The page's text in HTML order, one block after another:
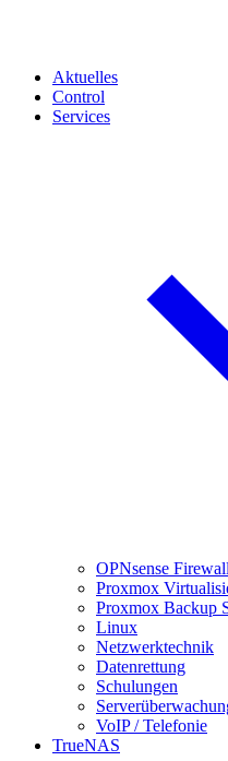
Aktuelles
Control
Services
OPNsense Firewall
Proxmox
Proxmox Backup
Linux
Netzwerktechnik
Datenrettung
Schulungen
VoIP / Telefonie
TrueNAS